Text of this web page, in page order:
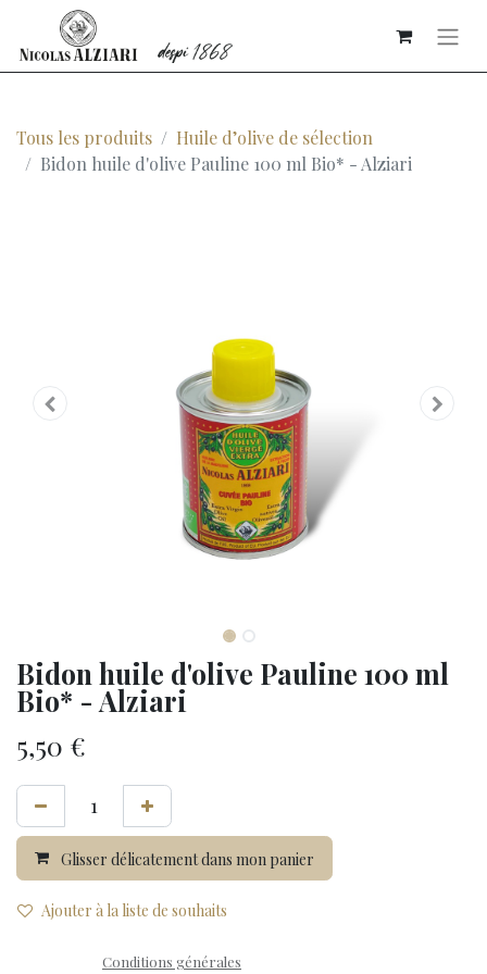
Tous les produits
Huile d’olive de sélection
Bidon huile d'olive Pauline 100 ml Bio* - Alziari
Bidon huile d'olive Pauline 100 ml
Bio* - Alziari
5,50 €
Glisser délicatement dans mon panier
Ajouter à la liste de souhaits
Conditions générales